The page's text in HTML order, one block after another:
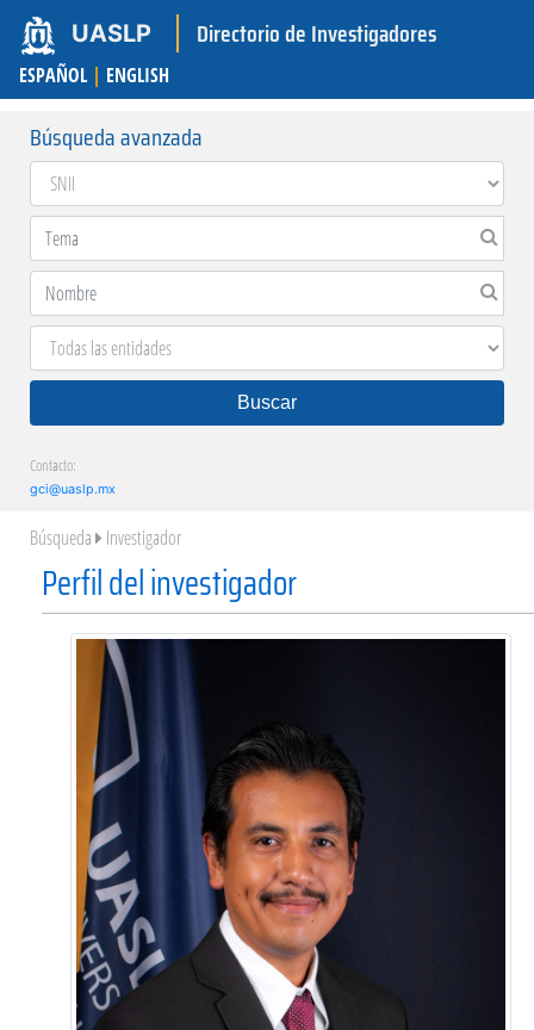
UASLP Directorio de Investigadores
ESPAÑOL | ENGLISH
Búsqueda avanzada
Buscar
Contacto:
gci@uaslp.mx
Búsqueda Investigador
Perfil del investigador